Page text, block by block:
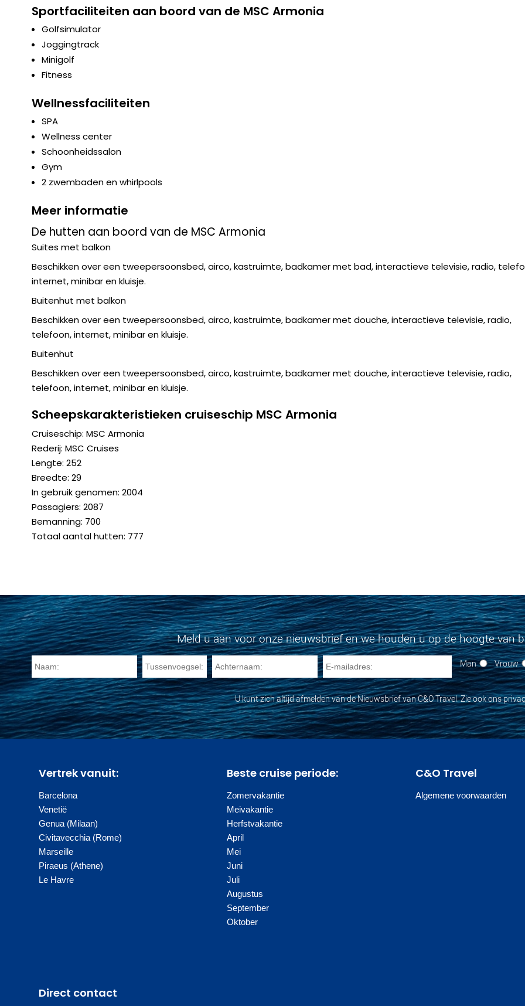
Sportfaciliteiten aan boord van de MSC Armonia
Golfsimulator
Joggingtrack
Minigolf
Fitness
Wellnessfaciliteiten
SPA
Wellness center
Schoonheidssalon
Gym
2 zwembaden en whirlpools
Meer informatie
De hutten aan boord van de MSC Armonia
Suites met balkon
Beschikken over een tweepersoonsbed, airco, kastruimte, badkamer met bad, interactieve televisie, radio,
internet, minibar en kluisje.
Buitenhut met balkon
Beschikken over een tweepersoonsbed, airco, kastruimte, badkamer met douche, interactieve televisie, radio,
telefoon, internet, minibar en kluisje.
Buitenhut
Beschikken over een tweepersoonsbed, airco, kastruimte, badkamer met douche, interactieve televisie, radio,
telefoon, internet, minibar en kluisje.
Scheepskarakteristieken cruiseschip MSC Armonia
Cruiseschip: MSC Armonia
Rederij: MSC Cruises
Lengte: 252
Breedte: 29
In gebruik genomen: 2004
Passagiers: 2087
Bemanning: 700
Totaal aantal hutten: 777
Meld u aan voor onze nieuwsbrief en we houden u op de hoogte van
Man Vrouw
U kunt zich altijd afmelden van de Nieuwsbrief van C&O Travel. Zie ook ons
Vertrek vanuit:
Barcelona
Venetië
Genua (Milaan)
Civitavecchia (Rome)
Marseille
Piraeus (Athene)
Le Havre
Beste cruise periode:
Zomervakantie
Meivakantie
Herfstvakantie
April
Mei
Juni
Juli
Augustus
September
Oktober
C&O Travel
Algemene voorwaarden
Direct contact